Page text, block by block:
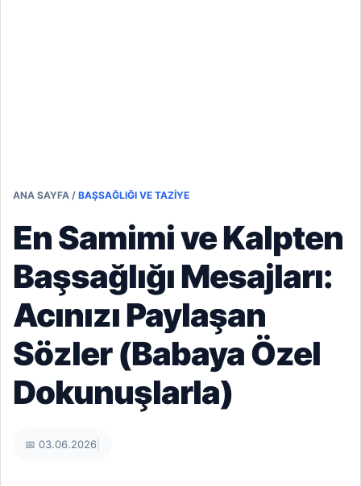
ANA SAYFA / BAŞSAĞLIĞI VE TAZIYE
En Samimi ve Kalpten
Başsağlığı Mesajları:
Acınızı Paylaşan
Sözler (Babaya Özel
Dokunuşlarla)
📅 03.06.2026